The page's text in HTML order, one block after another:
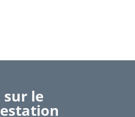
sur le